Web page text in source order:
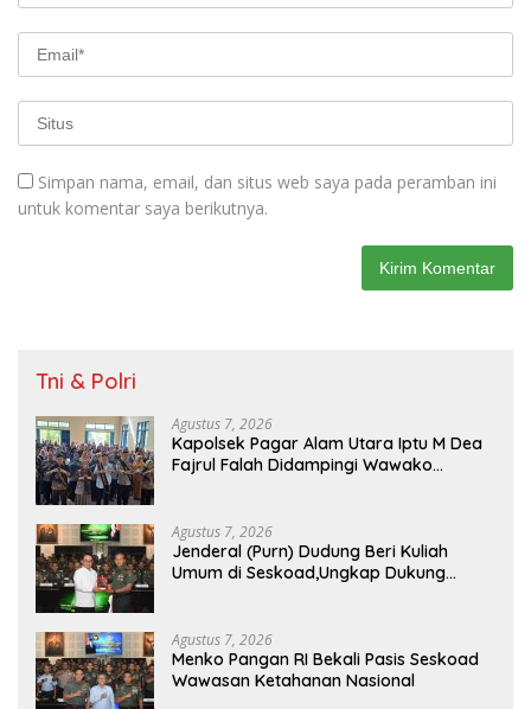
Simpan nama, email, dan situs web saya pada peramban ini
untuk komentar saya berikutnya.
Tni & Polri
Agustus 7, 2026
Kapolsek Pagar Alam Utara Iptu M Dea
Fajrul Falah Didampingi Wawako
Agustus 7, 2026
Jenderal (Purn) Dudung Beri Kuliah
Umum di Seskoad,Ungkap Dukung
Agustus 7, 2026
Menko Pangan RI Bekali Pasis Seskoad
Wawasan Ketahanan Nasional